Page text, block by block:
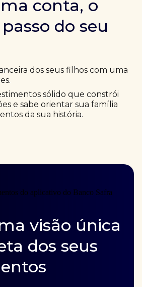
conta, o
do seu
dos seus filhos com uma
sólido que constrói
e sabe orientar sua família
da sua história.
visão única
dos seus